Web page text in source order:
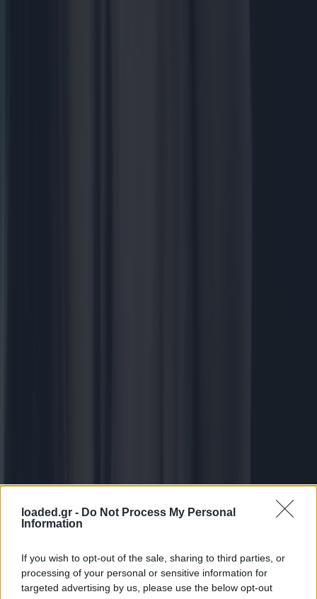
loaded.gr - Do Not Process My Personal
Information
If you wish to opt-out of the sale, sharing to third parties, or
processing of your personal or sensitive information for
targeted advertising by us, please use the below opt-out